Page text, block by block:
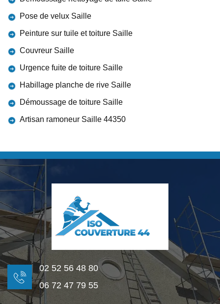
Pose de velux Saille
Peinture sur tuile et toiture Saille
Couvreur Saille
Urgence fuite de toiture Saille
Habillage planche de rive Saille
Démoussage de toiture Saille
Artisan ramoneur Saille 44350
02 52 56 48 80
06 72 47 79 55